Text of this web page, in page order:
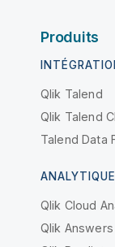
Produits
Qlik Talend
Qlik Talend
Talend Data
Qlik Cloud
Qlik Answers